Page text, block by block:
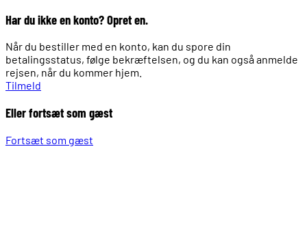
Har du ikke en konto? Opret en.
Når du bestiller med en konto, kan du spore din
betalingsstatus, følge bekræftelsen, og du kan også anmelde
rejsen, når du kommer hjem.
Tilmeld
Eller fortsæt som gæst
Fortsæt som gæst